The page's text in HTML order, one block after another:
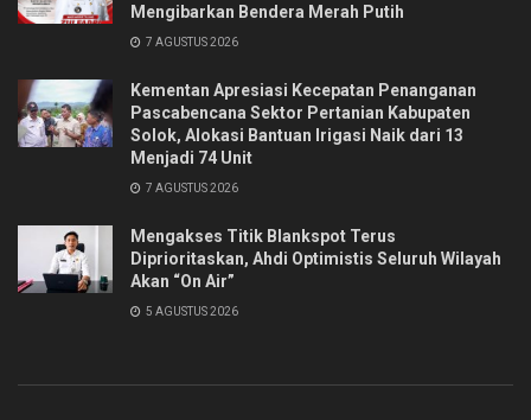
Mengibarkan Bendera Merah Putih
7 AGUSTUS 2026
Kementan Apresiasi Kecepatan Penanganan
Pascabencana Sektor Pertanian Kabupaten
Solok, Alokasi Bantuan Irigasi Naik dari 13
Menjadi 74 Unit
7 AGUSTUS 2026
Mengakses Titik Blankspot Terus
Diprioritaskan, Ahdi Optimistis Seluruh Wilayah
Akan “On Air”
5 AGUSTUS 2026